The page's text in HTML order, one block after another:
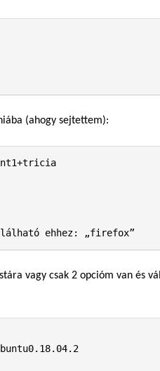
(ahogy sejtettem):
ehhez: „firefox”
vagy csak 2 opcióm van és